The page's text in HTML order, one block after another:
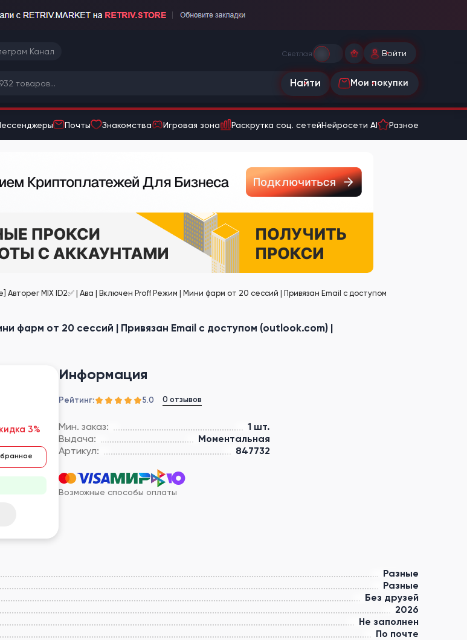
Канал Светлая Войти
Найти Мои покупки
Почты Знакомства Игровая зона Раскрутка соц. сетейНейросети AI Разное
Авторег MIX ID2✅ | Ава | Включен Proff Режим | Мини фарм от 20 сессий | Привязан Email с доступом
фарм от 20 сессий | Привязан Email с доступом (outlook.com) |
Информация
Рейтинг: 5.0 0 отзывов
Мин. заказ:
1 шт.
Выдача:
Моментальная
Артикул:
847732
Возможные способы оплаты
Разные
Разные
Без друзей
2026
Не заполнен
По почте
3%